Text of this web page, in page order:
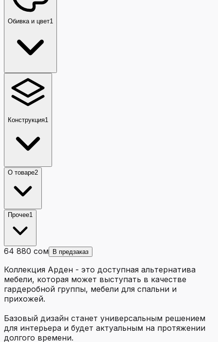
Обивка и цвет1
Конструкция1
О товаре2
Прочее1
64 880 сом В предзаказ
Коллекция Арден - это доступная альтернатива
мебели, которая может выступать в качестве
гардеробной группы, мебели для спальни и
прихожей.
Базовый дизайн станет универсальным решением
для интерьера и будет актуальным на протяжении
долгого времени.